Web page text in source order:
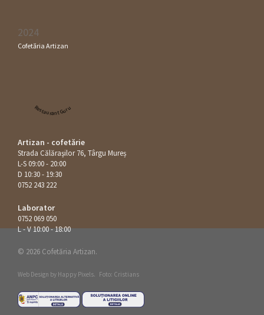
2024
Cofetăria Artizan
Restaurant Guru
Artizan - cofetărie
Strada Călăraşilor 76, Târgu Mureș
L-S 09:00 - 20:00
D 10:30 - 19:30
0752 243 222
Laborator
0752 069 050
L - V 10:00 - 18:00
© 2026 Cofetăria Artizan.
Web Design by Happy Pixels. Foto: Cristians